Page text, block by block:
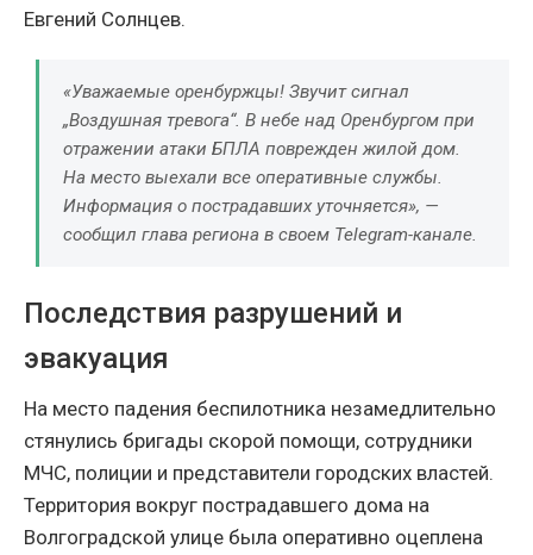
Евгений Солнцев.
«Уважаемые оренбуржцы! Звучит сигнал
„Воздушная тревога“. В небе над Оренбургом при
отражении атаки БПЛА поврежден жилой дом.
На место выехали все оперативные службы.
Информация о пострадавших уточняется», —
сообщил глава региона в своем Telegram-канале.
Последствия разрушений и
эвакуация
На место падения беспилотника незамедлительно
стянулись бригады скорой помощи, сотрудники
МЧС, полиции и представители городских властей.
Территория вокруг пострадавшего дома на
Волгоградской улице была оперативно оцеплена